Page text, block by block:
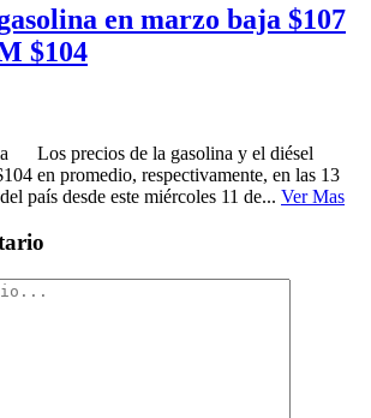
en marzo baja $107
$104
Los precios de la gasolina y el diésel
en promedio, respectivamente, en las 13
país desde este miércoles 11 de... Ver Mas